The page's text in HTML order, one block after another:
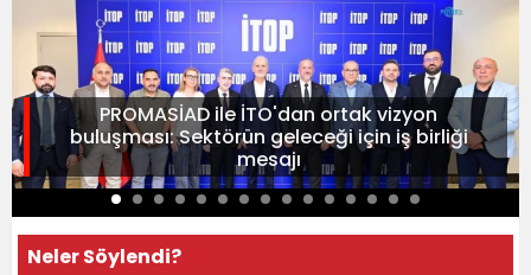
PROMASİAD ile İTO'dan ortak vizyon
buluşması: Sektörün geleceği için iş birliği
mesajı
Neler Söylendi?